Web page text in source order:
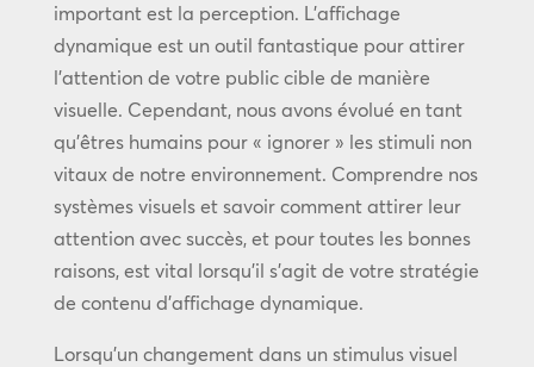
important est la perception. L’affichage
dynamique est un outil fantastique pour attirer
l’attention de votre public cible de manière
visuelle. Cependant, nous avons évolué en tant
qu’êtres humains pour « ignorer » les stimuli non
vitaux de notre environnement. Comprendre nos
systèmes visuels et savoir comment attirer leur
attention avec succès, et pour toutes les bonnes
raisons, est vital lorsqu’il s’agit de votre stratégie
de contenu d’affichage dynamique.
Lorsqu’un changement dans un stimulus visuel